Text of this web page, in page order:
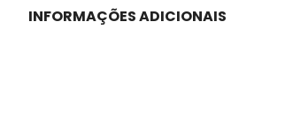
INFORMAÇÕES ADICIONAIS